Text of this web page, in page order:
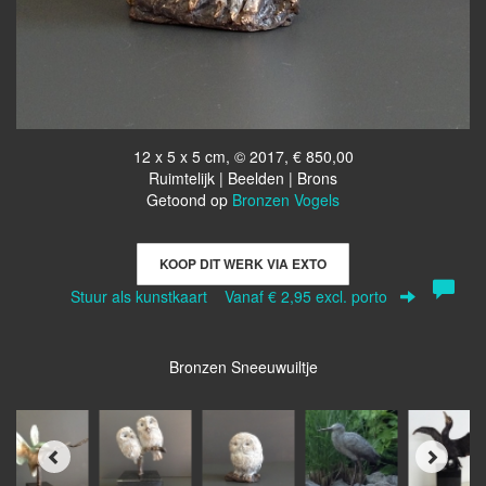
12 x 5 x 5 cm, © 2017, € 850,00
Ruimtelijk | Beelden | Brons
Getoond op Bronzen Vogels
KOOP DIT WERK VIA EXTO
Stuur als kunstkaart Vanaf € 2,95 excl. porto
Bronzen Sneeuwuiltje